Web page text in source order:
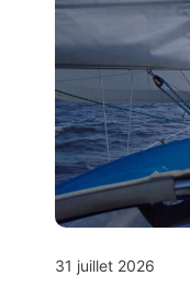
31 juillet 2026